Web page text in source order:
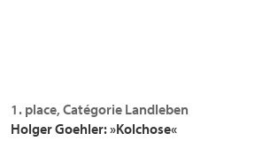
1. place, Catégorie Landleben
Holger Goehler: »Kolchose«